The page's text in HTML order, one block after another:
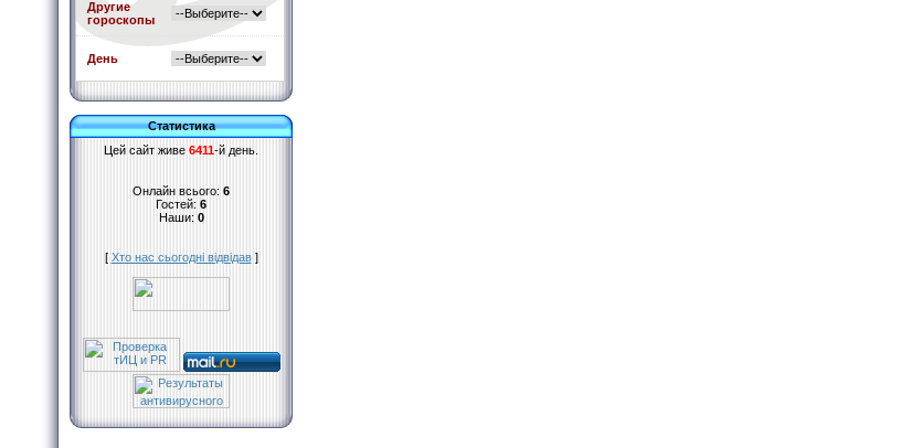
Вы взорвётесь и потеряете
контроль. Подробнее »
Другие
гороскопы
День
Статистика
Цей сайт живе 6411-й день.
Онлайн всього: 6
Гостей: 6
Наши: 0
[ Хто нас сьогодні відвідав]